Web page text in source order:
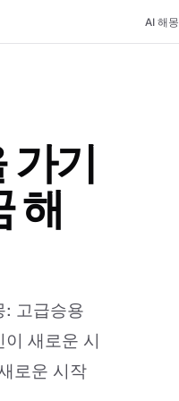
AI 해몽
가기
해
: 고급승용
새로운 시
로운 시작